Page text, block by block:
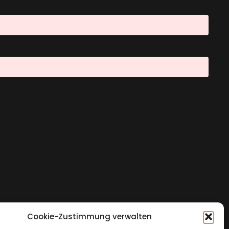
Cookie-Zustimmung verwalten